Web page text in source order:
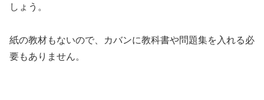
しょう。
紙の教材もないので、カバンに教科書や問題集を入れる必
要もありません。